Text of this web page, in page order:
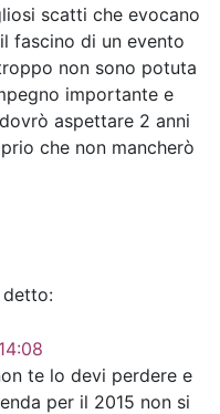
scatti che evocano
fascino di un evento
non sono potuta
importante e
aspettare 2 anni
che non mancherò
detto:
te lo devi perdere e
per il 2015 non si